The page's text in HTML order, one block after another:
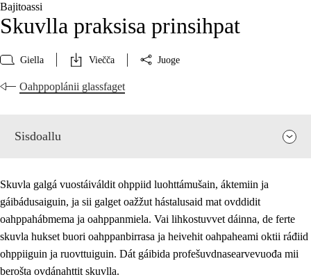
Bajitoassi
Skuvlla praksisa prinsihpat
Giella Viečča Juoge
Oahppoplánii glassfaget
Sisdoallu
Skuvla galgá vuostáiváldit ohppiid luohttámušain, áktemiin ja
gáibádusaiguin, ja sii galget oažžut hástalusaid mat ovddidit
oahppahábmema ja oahppanmiela. Vai lihkostuvvet dáinna, de ferte
skuvla hukset buori oahppanbirrasa ja heivehit oahpaheami oktii ráđiid
ohppiiguin ja ruovttuiguin. Dát gáibida profešuvdnasearvevuođa mii
berošta ovdánahttit skuvlla.